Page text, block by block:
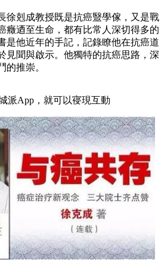
徐剋成教授既是抗癌毉學傢，又是戰
癥迺至生命，都有比常人深切得多的
是他近年的手記，記錄瞭他在抗癌道
見聞與啟示。他獨特的抗癌思路，深
的推崇。
派App，就可以寑現互動